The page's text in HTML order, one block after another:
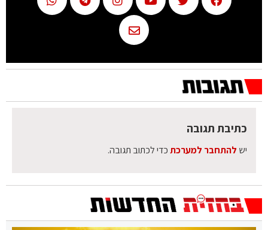
כתיבת תגובה
יש להתחבר למערכתכדי לכתוב תגובה.